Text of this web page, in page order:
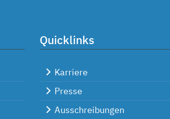
Quicklinks
Karriere
Presse
Ausschreibungen